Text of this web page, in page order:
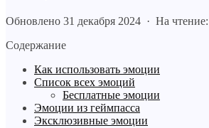
Обновлено 31 декабря 2024 · На
Содержание
Как использовать эмоции
Список всех эмоций
Бесплатные эмоции
Эмоции из геймпасса
Эксклюзивные эмоции